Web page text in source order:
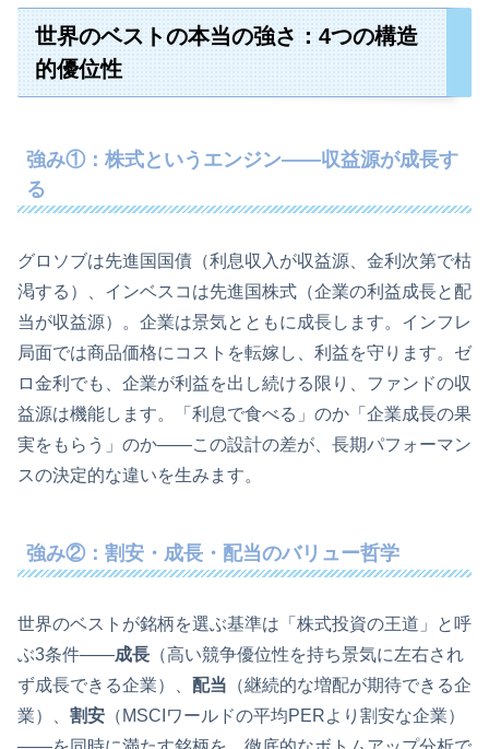
世界のベストの本当の強さ：4つの構造
的優位性
強み①：株式というエンジン——収益源が成長す
る
グロソブは先進国国債（利息収入が収益源、金利次第で枯
渇する）、インベスコは先進国株式（企業の利益成長と配
当が収益源）。企業は景気とともに成長します。インフレ
局面では商品価格にコストを転嫁し、利益を守ります。ゼ
ロ金利でも、企業が利益を出し続ける限り、ファンドの収
益源は機能します。「利息で食べる」のか「企業成長の果
実をもらう」のか——この設計の差が、長期パフォーマン
スの決定的な違いを生みます。
強み②：割安・成長・配当のバリュー哲学
世界のベストが銘柄を選ぶ基準は「株式投資の王道」と呼
ぶ3条件——成長 （高い競争優位性を持ち景気に左右され
ず成長できる企業）、 配当 （継続的な増配が期待できる企
業）、 割安 （MSCIワールドの平均PERより割安な企業）